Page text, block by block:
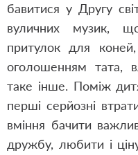
бавитися у Другу
вуличних музик,
притулок для
оголошенням тата,
таке інше. Поміж
перші серйозні
вміння бачити
дружбу, любити і